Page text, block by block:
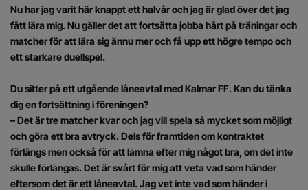
Nu har jag varit här knappt ett halvår och jag är glad över det jag
fått lära mig. Nu gäller det att fortsätta jobba hårt på träningar och
matcher för att lära sig ännu mer och få upp ett högre tempo och
ett starkare duellspel.
Du sitter på ett utgående låneavtal med Kalmar FF. Kan du tänka
dig en fortsättning i föreningen?
– Det är tre matcher kvar och jag vill spela så mycket som möjligt
och göra ett bra avtryck. Dels för framtiden om kontraktet
förlängs men också för att lämna efter mig något bra, om det inte
skulle förlängas. Det är svårt för mig att veta vad som händer
eftersom det är ett låneavtal. Jag vet inte vad som händer i